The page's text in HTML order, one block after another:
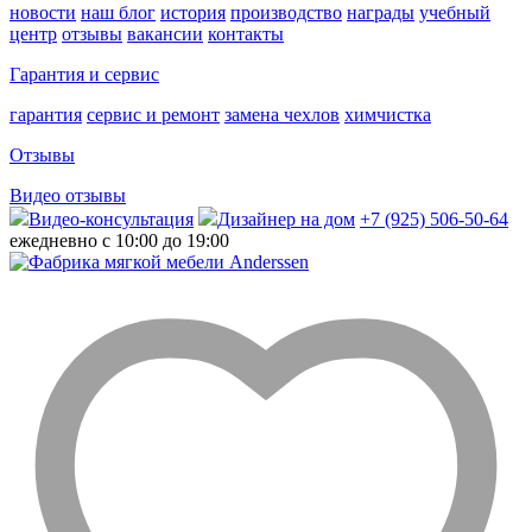
новости наш блог история производство награды учебный
центр отзывы вакансии контакты
Гарантия и сервис
гарантия сервис и ремонт замена чехлов химчистка
Отзывы
Видео отзывы
Видео-консультация
Дизайнер на дом +7 (925) 506-50-64
ежедневно с 10:00 до 19:00